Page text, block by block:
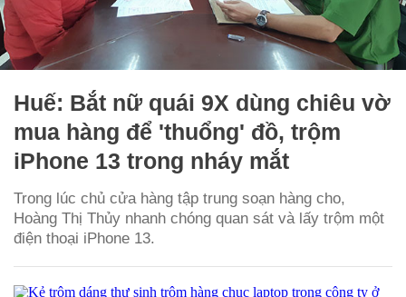
Huế: Bắt nữ quái 9X dùng chiêu vờ
mua hàng để 'thuổng' đồ, trộm
iPhone 13 trong nháy mắt
Trong lúc chủ cửa hàng tập trung soạn hàng cho,
Hoàng Thị Thủy nhanh chóng quan sát và lấy trộm một
điện thoại iPhone 13.